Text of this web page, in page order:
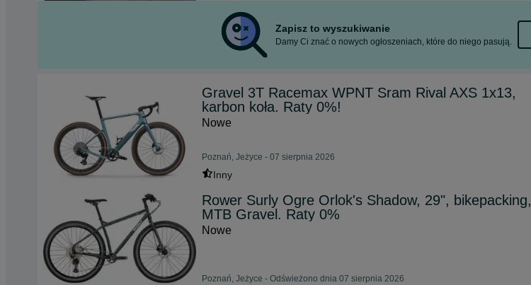
Zapisz to wyszukiwanie
Damy Ci znać o nowych ogłoszeniach, które do niego pasują.
Gravel 3T Racemax WPNT Sram Rival AXS 1x13,
karbon koła. Raty 0%!
Nowe
Poznań, Jeżyce - 07 sierpnia 2026
Inny
Rower Surly Ogre Orlok's Shadow, 29", bikepacking,
MTB Gravel. Raty 0%
Nowe
Poznań, Jeżyce - Odświeżono dnia 07 sierpnia 2026